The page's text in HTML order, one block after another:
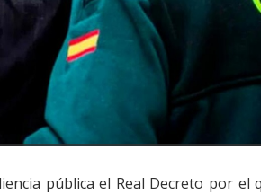
pública el Real Decreto por el